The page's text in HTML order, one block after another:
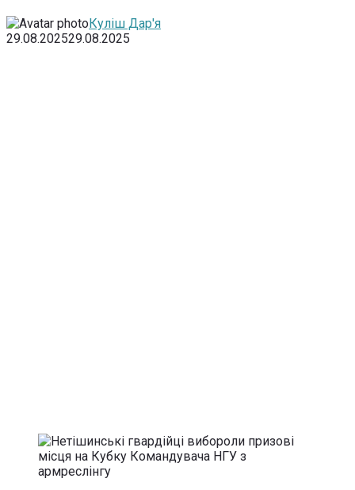
Куліш Дар'я
29.08.202529.08.2025